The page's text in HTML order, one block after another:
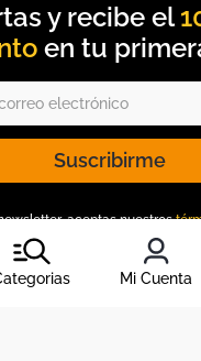
Mi Cuenta
Suscribirme
aceptas nuestros
nuestra política de tratamiento